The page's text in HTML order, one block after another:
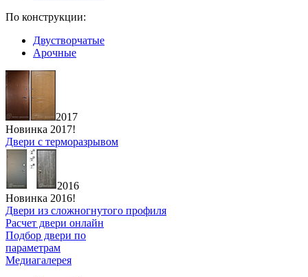
По конструкции:
Двустворчатые
Арочные
2017
Новинка 2017!
Двери с терморазрывом
2016
Новинка 2016!
Двери из сложногнутого профиля
Расчет двери онлайн
Подбор двери по
параметрам
Медиагалерея